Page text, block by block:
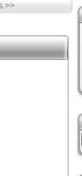
>>